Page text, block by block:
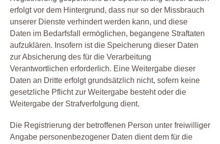
erfolgt vor dem Hintergrund, dass nur so der Missbrauch
unserer Dienste verhindert werden kann, und diese
Daten im Bedarfsfall ermöglichen, begangene Straftaten
aufzuklären. Insofern ist die Speicherung dieser Daten
zur Absicherung des für die Verarbeitung
Verantwortlichen erforderlich. Eine Weitergabe dieser
Daten an Dritte erfolgt grundsätzlich nicht, sofern keine
gesetzliche Pflicht zur Weitergabe besteht oder die
Weitergabe der Strafverfolgung dient.
Die Registrierung der betroffenen Person unter freiwilliger
Angabe personenbezogener Daten dient dem für die